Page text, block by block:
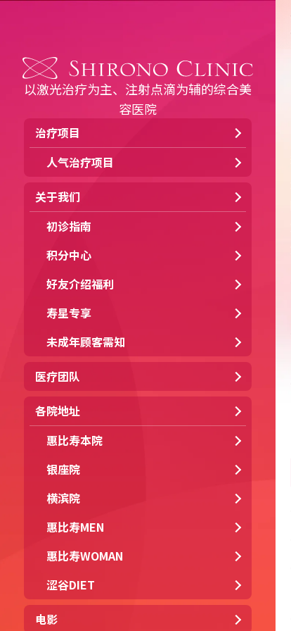
以激光治疗为主、注射点滴为辅的综合美
容医院
治疗项目
人气治疗项目
关于我们
初诊指南
积分中心
好友介绍福利
寿星专享
未成年顾客需知
医疗团队
各院地址
惠比寿本院
银座院
横滨院
惠比寿MEN
惠比寿WOMAN
涩谷DIET
电影